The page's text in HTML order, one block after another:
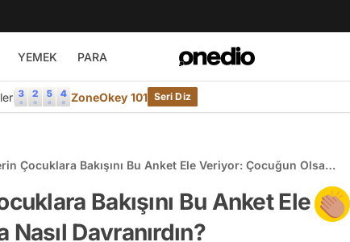
YEMEK PARA
ZoneOkey 101 Seri Diz
Çocuklara Bakışını Bu Anket Ele Veriyor: Çocuğun Olsa
Bakışını Bu Anket Ele
Davranırdın?